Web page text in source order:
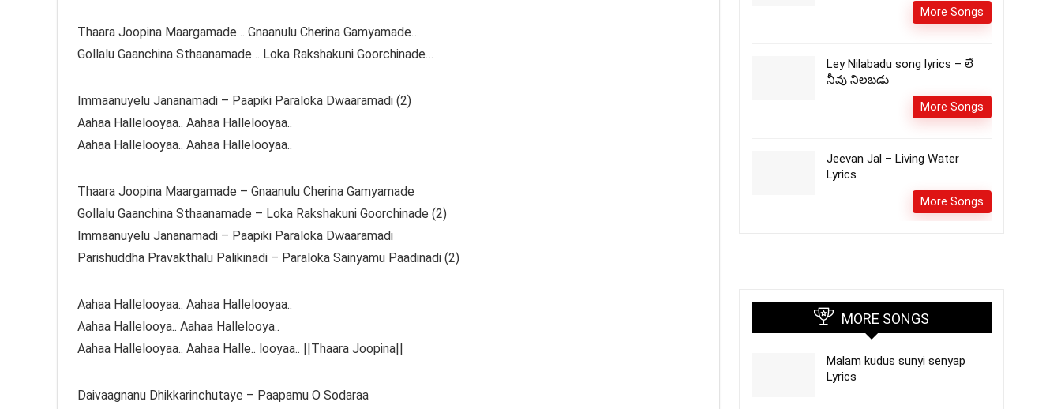
Thaara Joopina Maargamade… Gnaanulu Cherina Gamyamade…
Gollalu Gaanchina Sthaanamade… Loka Rakshakuni Goorchinade…
Immaanuyelu Jananamadi – Paapiki Paraloka Dwaaramadi (2)
Aahaa Hallelooyaa.. Aahaa Hallelooyaa..
Aahaa Hallelooyaa.. Aahaa Hallelooyaa..
Thaara Joopina Maargamade – Gnaanulu Cherina Gamyamade
Gollalu Gaanchina Sthaanamade – Loka Rakshakuni Goorchinade (2)
Immaanuyelu Jananamadi – Paapiki Paraloka Dwaaramadi
Parishuddha Pravakthalu Palikinadi – Paraloka Sainyamu Paadinadi (2)
Aahaa Hallelooyaa.. Aahaa Hallelooyaa..
Aahaa Hallelooya.. Aahaa Hallelooya..
Aahaa Hallelooyaa.. Aahaa Halle.. looyaa.. ||Thaara Joopina||
Daivaagnanu Dhikkarinchutaye – Paapamu O Sodaraa
More Songs
Ley Nilabadu song lyrics – లే
నీవు నిలబడు
More Songs
Jeevan Jal – Living Water
Lyrics
More Songs
MORE SONGS
Malam kudus sunyi senyap
Lyrics